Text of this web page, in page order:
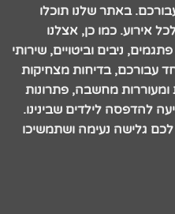
באתר שלנו תוכלו
אירוע. כמו כן, אצלנו
ניבים וביטויים, שירותי
עבורכם, בדיחות מצחיקות
ומעוררות מחשבה, פתרונות
להדפסה לילדים שבינינו.
גלישה נעימה ושתמשיכו